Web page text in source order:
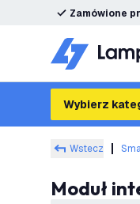
Zamówione
Wybierz
Wstecz
Moduł